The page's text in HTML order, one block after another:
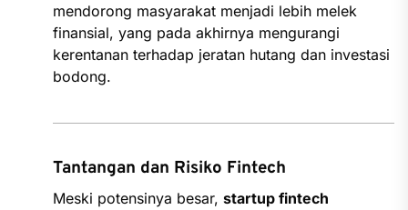
mendorong masyarakat menjadi lebih melek
finansial, yang pada akhirnya mengurangi
kerentanan terhadap jeratan hutang dan investasi
bodong.
Tantangan dan Risiko Fintech
Meski potensinya besar, startup fintech